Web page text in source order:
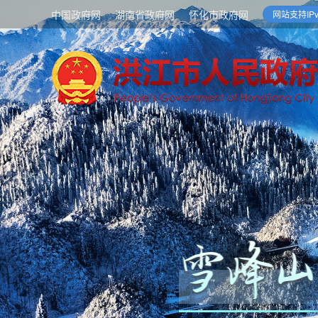
中国政府网 湖南省政府网 怀化市政府网 网站支持